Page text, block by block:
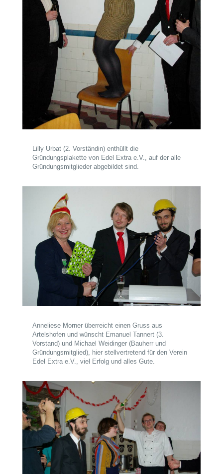
Lilly Urbat (2. Vorständin) enthüllt die
Gründungsplakette von Edel Extra e.V., auf der alle
Gründungsmitglieder abgebildet sind.
Anneliese Morner überreicht einen Gruss aus
Artelshofen und wünscht Emanuel Tannert (3.
Vorstand) und Michael Weidinger (Bauherr und
Gründungsmitglied), hier stellvertretend für den Verein
Edel Extra e.V., viel Erfolg und alles Gute.